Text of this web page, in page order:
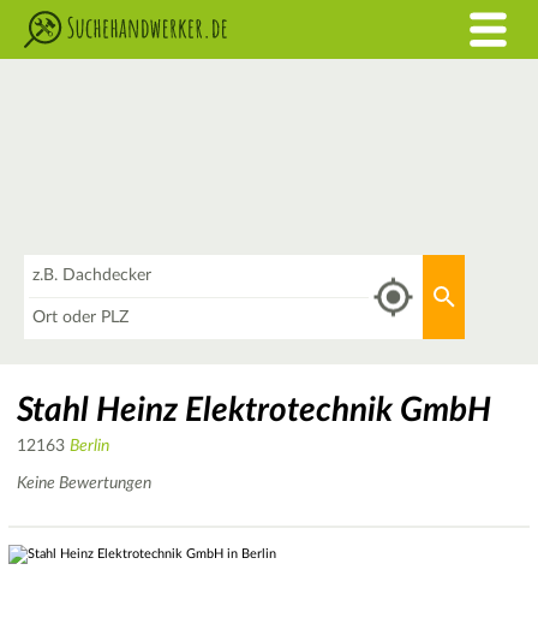
Stahl Heinz Elektrotechnik GmbH
12163 Berlin
Keine Bewertungen